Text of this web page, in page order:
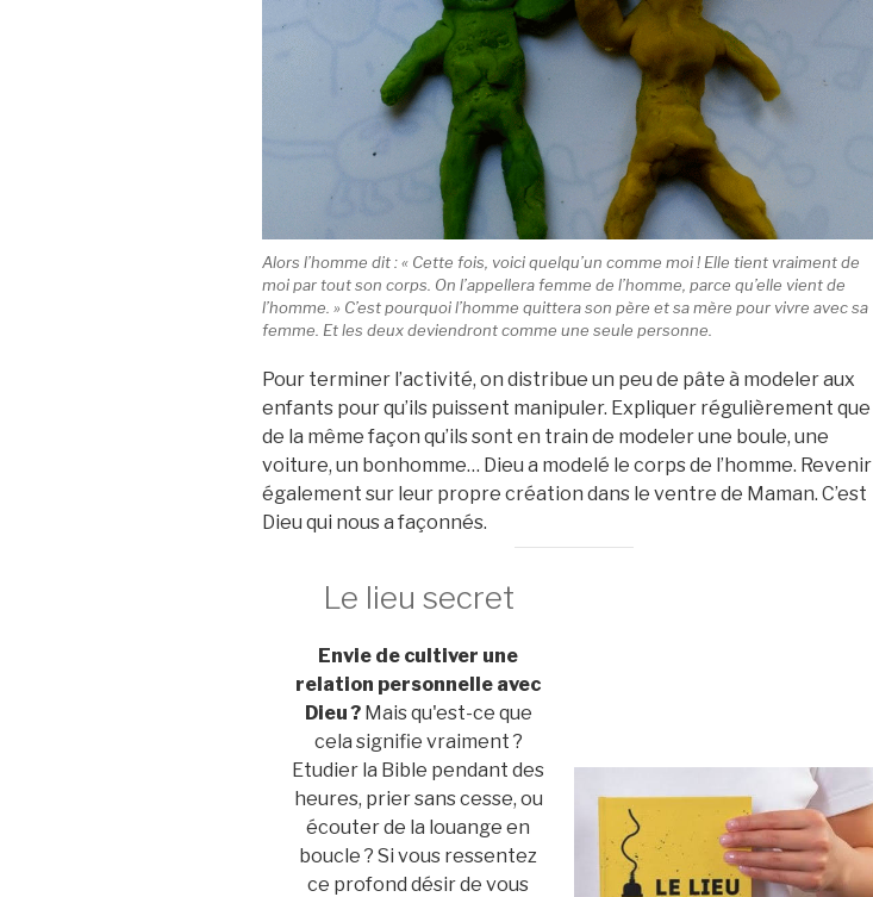
Alors l’homme dit : « Cette fois, voici quelqu’un comme moi ! Elle tient vraiment de
moi par tout son corps. On l’appellera femme de l’homme, parce qu’elle vient de
l’homme. » C’est pourquoi l’homme quittera son père et sa mère pour vivre avec sa
femme. Et les deux deviendront comme une seule personne.
Pour terminer l’activité, on distribue un peu de pâte à modeler aux
enfants pour qu’ils puissent manipuler. Expliquer régulièrement que
de la même façon qu’ils sont en train de modeler une boule, une
voiture, un bonhomme… Dieu a modelé le corps de l’homme. Revenir
également sur leur propre création dans le ventre de Maman. C’est
Dieu qui nous a façonnés.
Le lieu secret
Envie de cultiver une
relation personnelle avec
Dieu ? Mais qu'est-ce que
cela signifie vraiment ?
Etudier la Bible pendant des
heures, prier sans cesse, ou
écouter de la louange en
boucle ? Si vous ressentez
ce profond désir de vous